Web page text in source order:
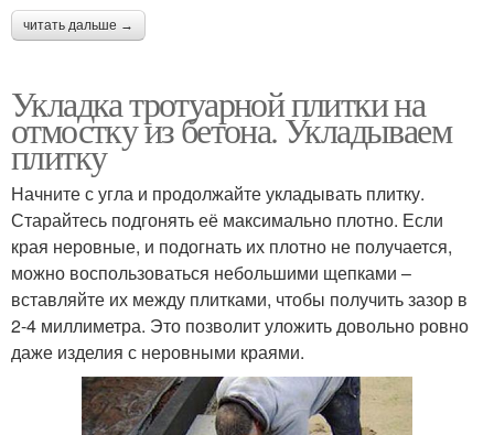
читать дальше →
Укладка тротуарной плитки на
отмостку из бетона. Укладываем
плитку
Начните с угла и продолжайте укладывать плитку.
Старайтесь подгонять её максимально плотно. Если
края неровные, и подогнать их плотно не получается,
можно воспользоваться небольшими щепками –
вставляйте их между плитками, чтобы получить зазор в
2-4 миллиметра. Это позволит уложить довольно ровно
даже изделия с неровными краями.